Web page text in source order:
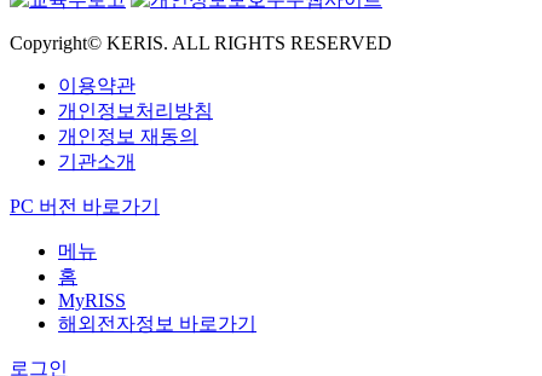
Copyright© KERIS. ALL RIGHTS RESERVED
이용약관
개인정보처리방침
개인정보 재동의
기관소개
PC 버전 바로가기
메뉴
홈
MyRISS
해외전자정보 바로가기
로그인